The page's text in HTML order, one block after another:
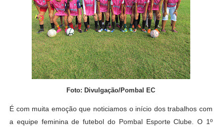
Foto: Divulgação/Pombal EC
É com muita emoção que noticiamos o início dos trabalhos com
a equipe feminina de futebol do Pombal Esporte Clube. O 1º